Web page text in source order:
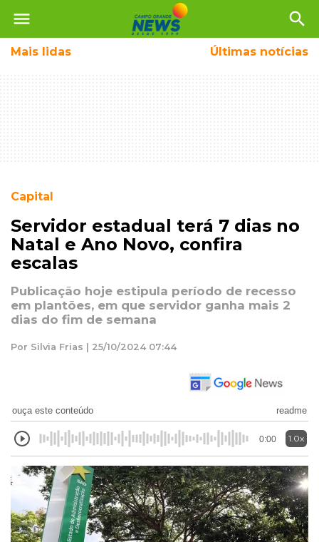
menu search
Mais lidas Últimas notícias
Capital
Servidor estadual terá 7 dias no
Natal e Ano Novo, confira
escalas
Publicação hoje estipula período de recesso
em plantões, em que servidor ganha mais 2
dias do fim de semana
Por Silvia Frias | 25/10/2024 07:44
ouça este conteúdo readme
0:00 1.0x